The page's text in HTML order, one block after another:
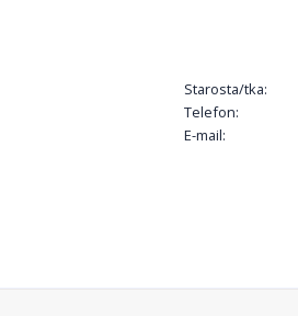
Starosta/tka:
Telefon:
E-mail: